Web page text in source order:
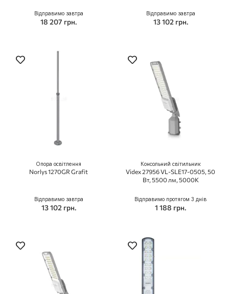
Відправимо завтра
18 207 грн.
Відправимо завтра
13 102 грн.
Опора освітлення
Norlys 1270GR Grafit
Відправимо завтра
13 102 грн.
Консольний світильник
Videx 27956 VL-SLE17-0505, 50
Вт, 5500 лм, 5000K
Відправимо протягом 3 днів
1 188 грн.